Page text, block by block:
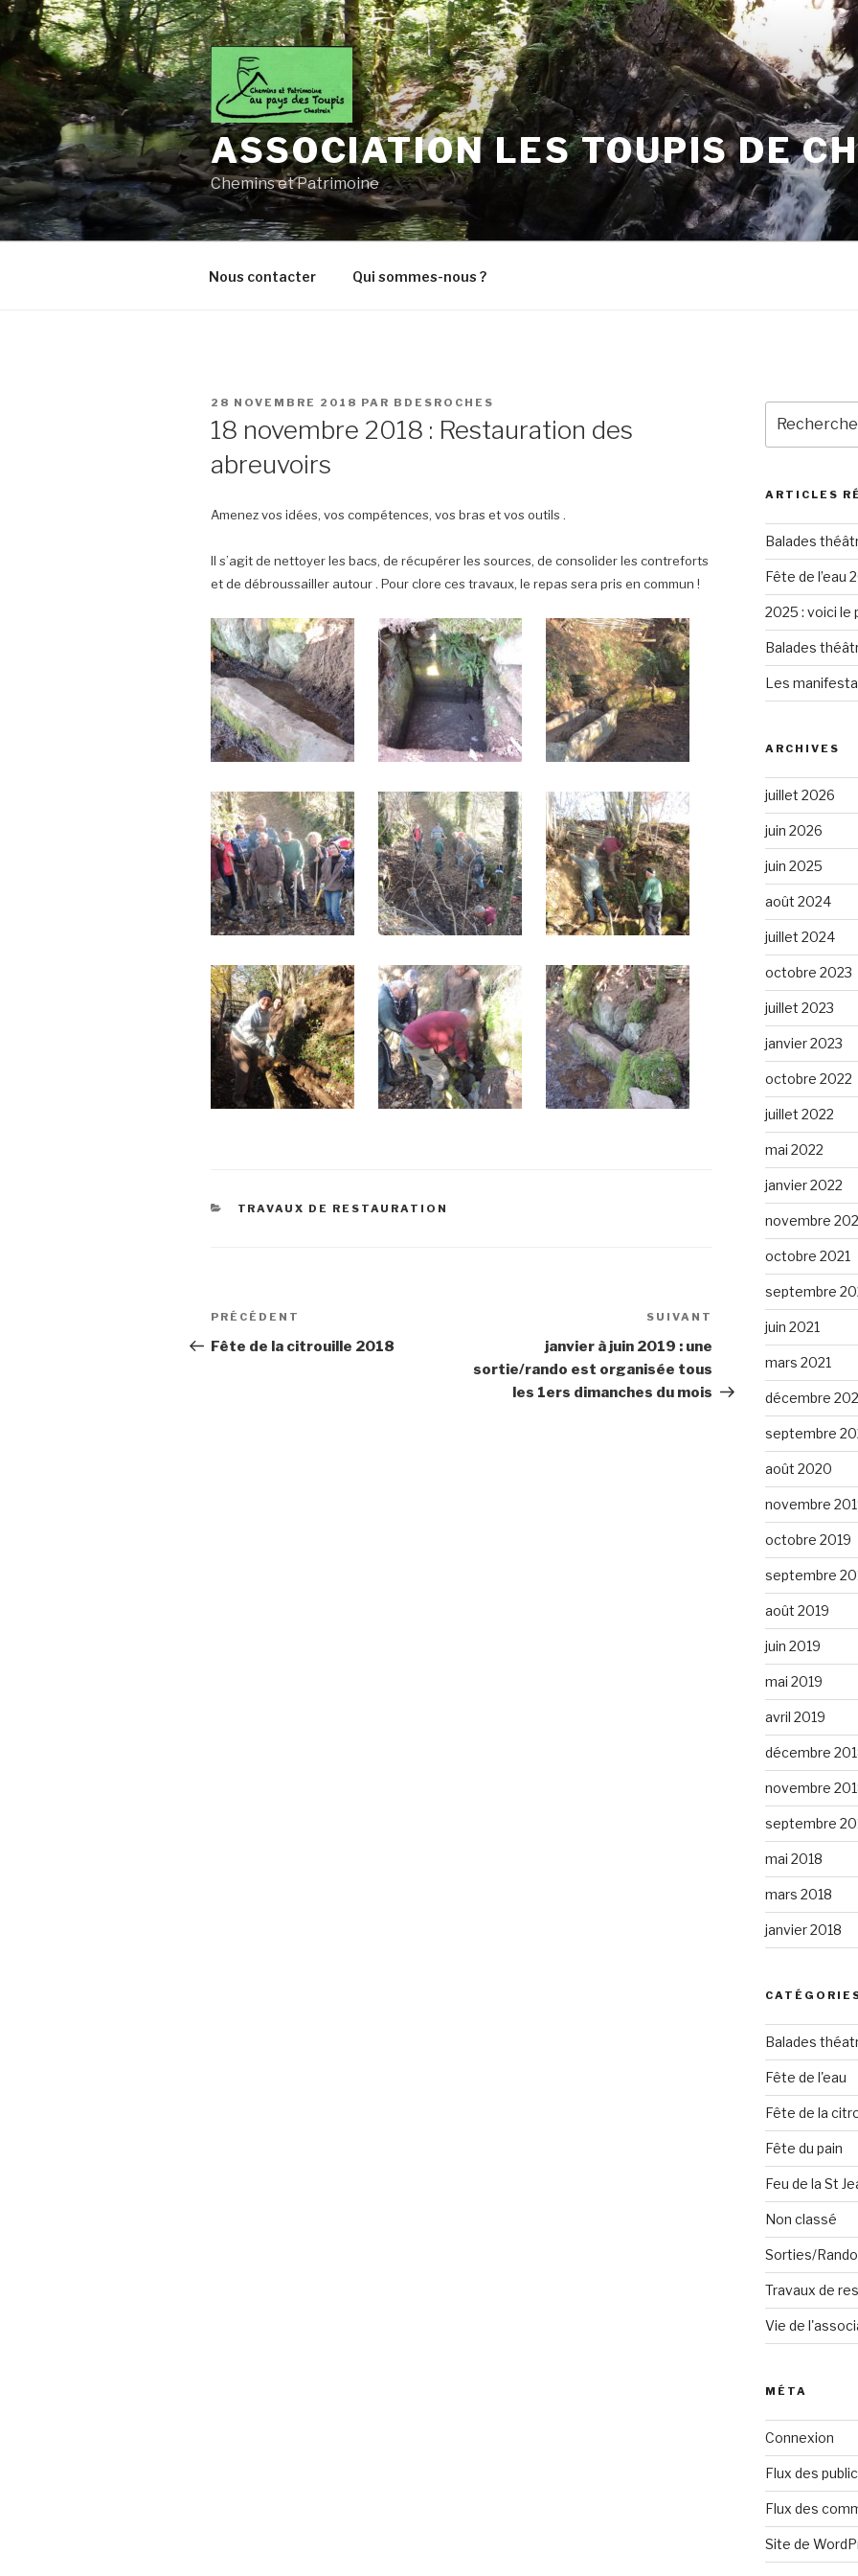
Aller
au
contenu
principal
ASSOCIATION LES TOUPIS DE
Chemins et Patrimoine
Nous contacter Qui sommes-nous ?
PUBLIÉ
28 NOVEMBRE 2018 PAR BDESROCHES
18 novembre 2018 : Restauration des
abreuvoirs
Amenez vos idées, vos compétences, vos bras et vos outils .
Il s’agit de nettoyer les bacs, de récupérer les sources, de consolider les contreforts
et de débroussailler autour . Pour clore ces travaux, le repas sera pris en commun !
CATÉGORIES
TRAVAUX DE RESTAURATION
Navigation
de
Article
précédent
PRÉCÉDENT
Fête de la citrouille 2018
Article
suivant
SUIVANT
janvier à juin 2019 : une
sortie/rando est organisée tous
les 1ers dimanches du mois
pour
:
ARTICLES
Balades
Fête de l’eau
2025 : voici le
Balades
Les
ARCHIVES
juillet 2026
juin 2026
juin 2025
août 2024
juillet 2024
octobre 2023
juillet 2023
janvier 2023
octobre 2022
juillet 2022
mai 2022
janvier 2022
novembre
octobre 2021
septembre
juin 2021
mars 2021
décembre
septembre
août 2020
novembre
octobre 2019
septembre
août 2019
juin 2019
mai 2019
avril 2019
décembre
novembre
septembre
mai 2018
mars 2018
janvier 2018
Balades
Fête de l'eau
Fête de la
Fête du pain
Feu de la St
Non classé
Sorties/
Travaux de
Vie de
MÉTA
Connexion
Flux des
Flux des
Site de